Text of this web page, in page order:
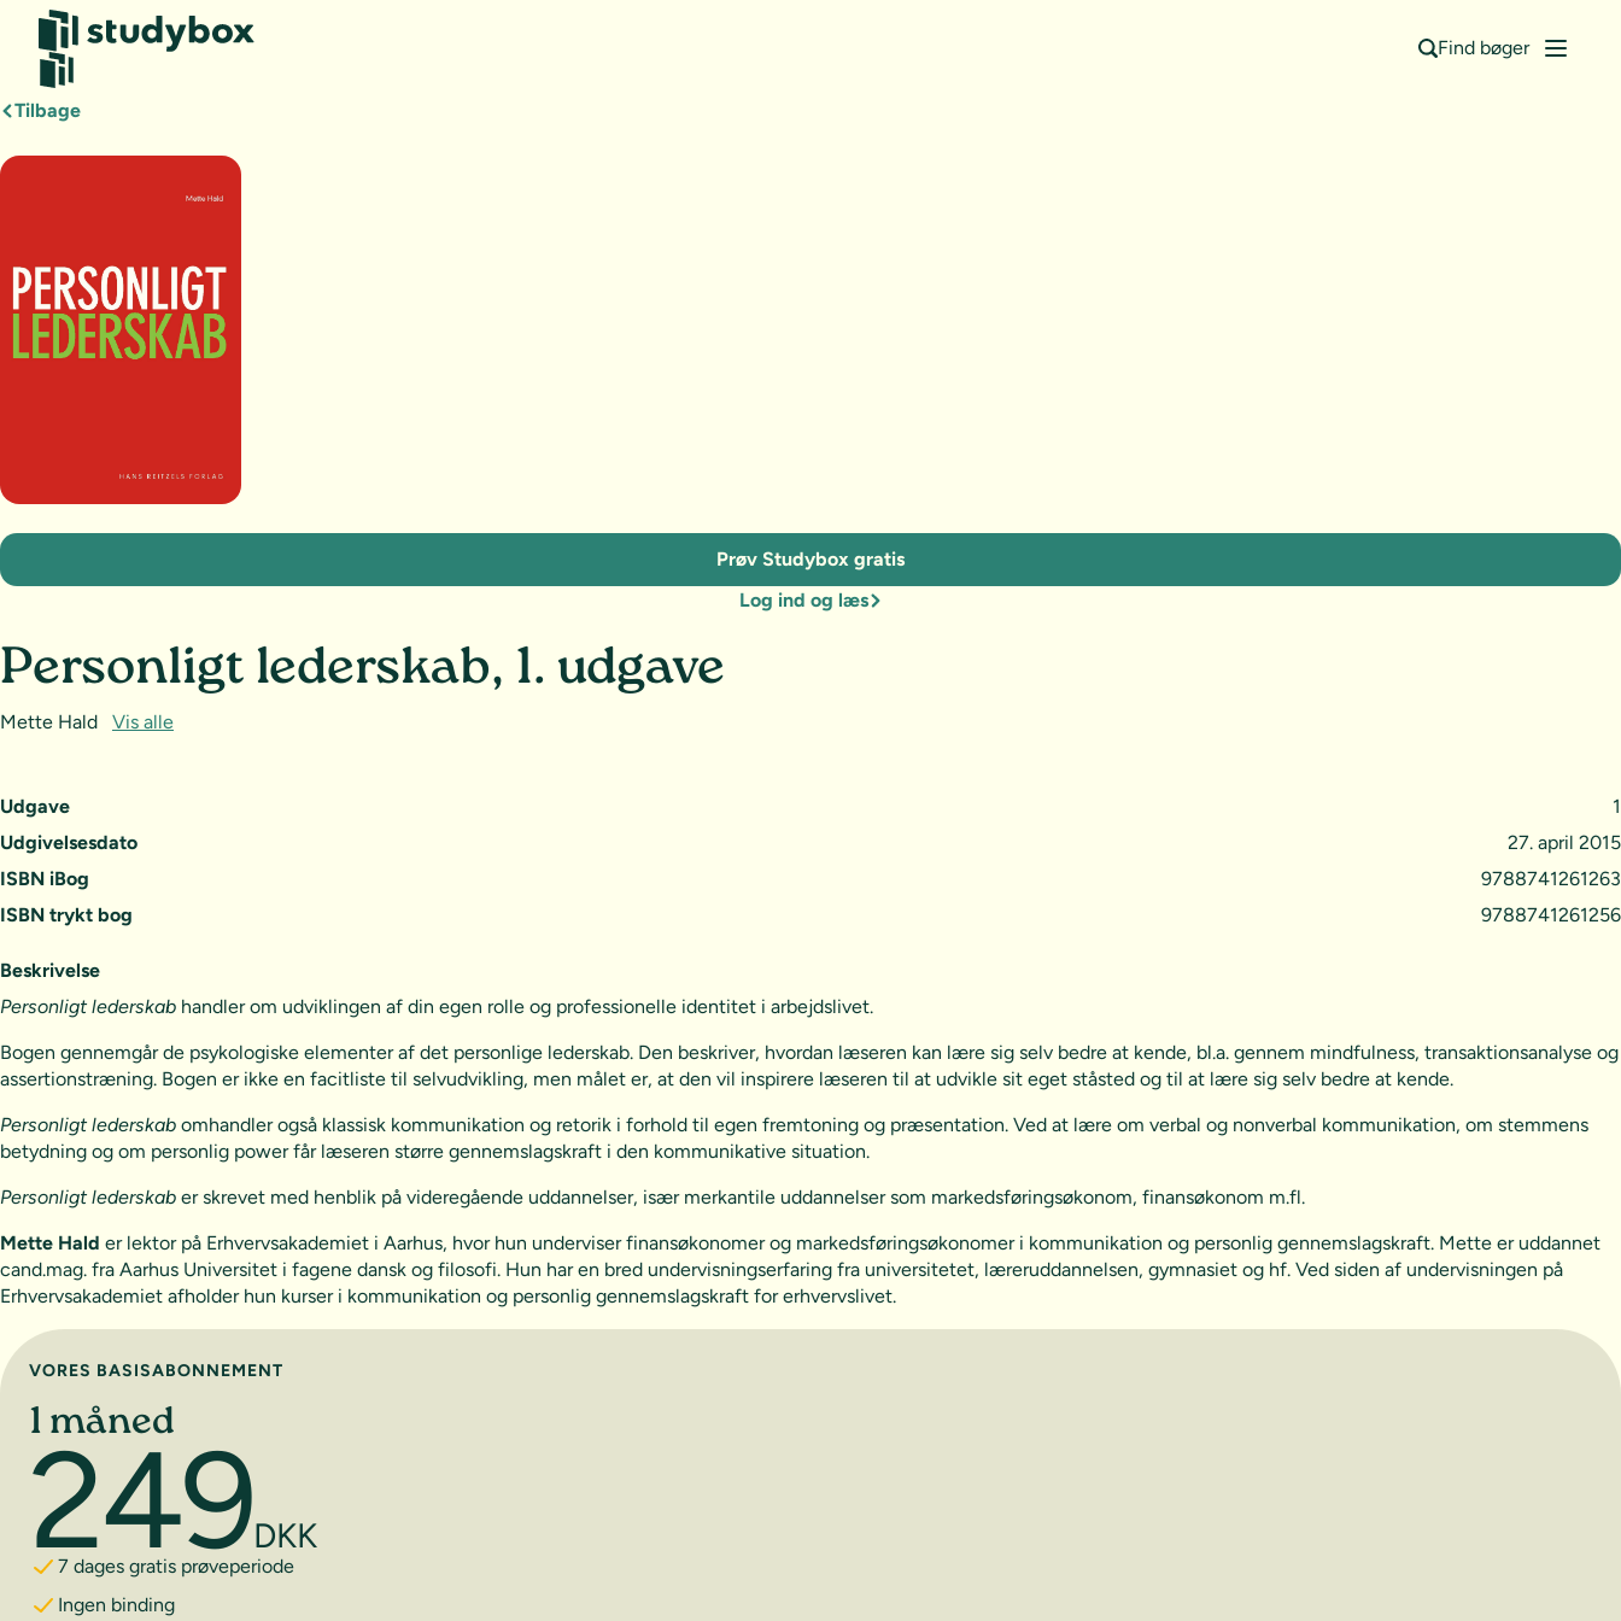
Find bøger
Tilbage
Udgave
1
Udgivelsesdato
27. april 2015
ISBN iBog
9788741261263
ISBN trykt bog
9788741261256
Personligt lederskab, 1. udgave
Mette Hald Vis alle
Prøv Studybox gratis
Log ind og læs
Beskrivelse
Personligt lederskab handler om udviklingen af din egen rolle og professionelle identitet i arbejdslivet.
Bogen gennemgår de psykologiske elementer af det personlige lederskab. Den beskriver, hvordan læseren kan lære sig selv bedre at kende, bl.a. gennem mindfulness, transaktionsanalyse og
assertionstræning. Bogen er ikke en facitliste til selvudvikling, men målet er, at den vil inspirere læseren til at udvikle sit eget ståsted og til at lære sig selv bedre at kende.
Personligt lederskab omhandler også klassisk kommunikation og retorik i forhold til egen fremtoning og præsentation. Ved at lære om verbal og nonverbal kommunikation, om stemmens
betydning og om personlig power får læseren større gennemslagskraft i den kommunikative situation.
Personligt lederskab er skrevet med henblik på videregående uddannelser, især merkantile uddannelser som markedsføringsøkonom, finansøkonom m.fl.
Mette Hald er lektor på Erhvervsakademiet i Aarhus, hvor hun underviser finansøkonomer og markedsføringsøkonomer i kommunikation og personlig gennemslagskraft. Mette er uddannet
cand.mag. fra Aarhus Universitet i fagene dansk og filosofi. Hun har en bred undervisningserfaring fra universitetet, læreruddannelsen, gymnasiet og hf. Ved siden af undervisningen på
Erhvervsakademiet afholder hun kurser i kommunikation og personlig gennemslagskraft for erhvervslivet.
Vælg abonnement
VORES BASISABONNEMENT
1 måned
249DKK
7 dages gratis prøveperiode
Ingen binding